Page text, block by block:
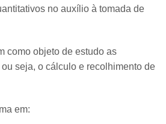
no auxílio à tomada de
como objeto de estudo as
seja, o cálculo e recolhimento de
em: